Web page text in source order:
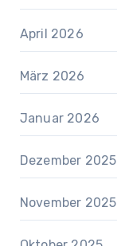
April 2026
März 2026
Januar 2026
Dezember 2025
November 2025